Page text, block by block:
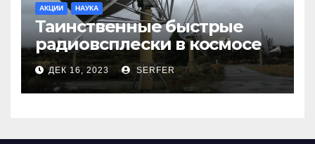
АКЦИИ НАУКА
Таинственные быстрые
радиовсплески в космосе
сделались все более
странными
ДЕК 16, 2023 SERFER